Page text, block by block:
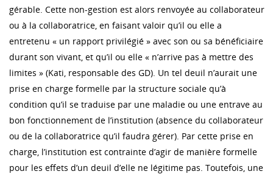
gérable. Cette non-gestion est alors renvoyée au collaborateur
ou à la collaboratrice, en faisant valoir qu’il ou elle a
entretenu « un rapport privilégié » avec son ou sa bénéficiaire
durant son vivant, et qu’il ou elle « n’arrive pas à mettre des
limites » (Kati, responsable des GD). Un tel deuil n’aurait une
prise en charge formelle par la structure sociale qu’à
condition qu’il se traduise par une maladie ou une entrave au
bon fonctionnement de l’institution (absence du collaborateur
ou de la collaboratrice qu’il faudra gérer). Par cette prise en
charge, l’institution est contrainte d’agir de manière formelle
pour les effets d’un deuil d’elle ne légitime pas. Toutefois, une